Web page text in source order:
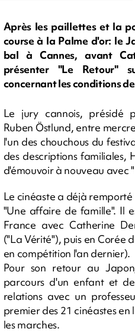
Après les paillettes et la
course à la Palme d'or: le
bal à Cannes, avant
présenter "Le Retour"
concernant les conditions
Le jury cannois, présidé
Ruben Östlund, entre
l'un des chouchous du
des descriptions
d'émouvoir à nouveau avec
Le cinéaste a déjà
"Une affaire de famille". Il
France avec Catherine
("La Vérité"), puis en Corée
en compétition l'an dernier).
Pour son retour au
parcours d'un enfant et
relations avec un
premier des 21 cinéastes
les marches.